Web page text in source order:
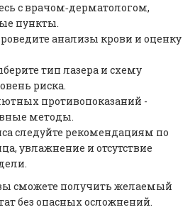
с врачом‑дерматологом,
пункты.
анализы крови и оценку
тип лазера и схему
риска.
противопоказаний -
методы.
следуйте рекомендациям по
увлажнение и отсутствие
сможете получить желаемый
без опасных осложнений.